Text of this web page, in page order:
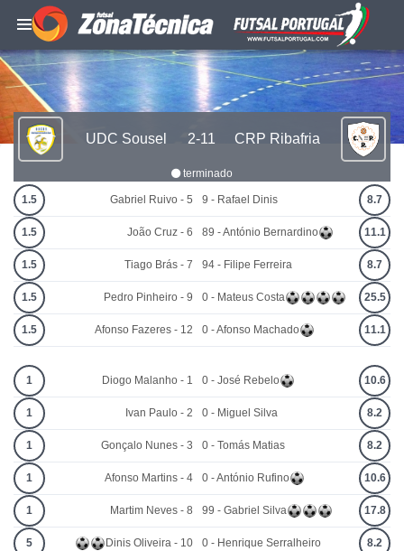
UDC Sousel 2-11 CRP Ribafria
terminado
1.5 Gabriel Ruivo - 5
1.5 João Cruz - 6
1.5 Tiago Brás - 7
1.5 Pedro Pinheiro - 9
1.5 Afonso Fazeres - 12
9 - Rafael Dinis 8.7
89 - António Bernardino 11.1
94 - Filipe Ferreira 8.7
0 - Mateus Costa 25.5
0 - Afonso Machado 11.1
1 Diogo Malanho - 1
1 Ivan Paulo - 2
1 Gonçalo Nunes - 3
1 Afonso Martins - 4
1 Martim Neves - 8
5 Dinis Oliveira - 10
0 - José Rebelo 10.6
0 - Miguel Silva 8.2
0 - Tomás Matias 8.2
0 - António Rufino 10.6
99 - Gabriel Silva 17.8
0 - Henrique Serralheiro 8.2